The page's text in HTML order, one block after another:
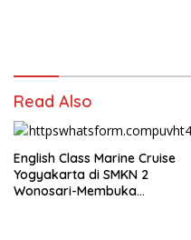
Musim
Read Also
English Class Marine Cruise
Yogyakarta di SMKN 2
Wonosari-Membuka